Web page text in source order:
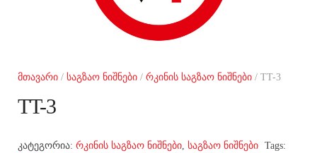
მთავარი / საგზაო ნიშნები / რკინის საგზაო ნიშნები / TT-3
TT-3
კატეგორია: რკინის საგზაო ნიშნები საგზაო ნიშნები Tags: